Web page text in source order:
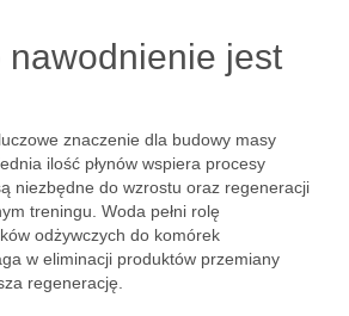
nawodnienie jest
znaczenie dla budowy masy
ilość płynów wspiera procesy
niezbędne do wzrostu oraz regeneracji
treningu. Woda pełni rolę
odżywczych do komórek
w eliminacji produktów przemiany
regenerację.